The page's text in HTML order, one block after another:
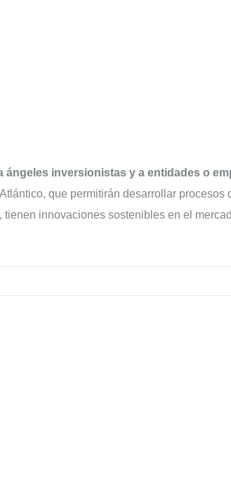
ángeles inversionistas y a entidades o
que permitirán desarrollar procesos
tienen innovaciones sostenibles en el